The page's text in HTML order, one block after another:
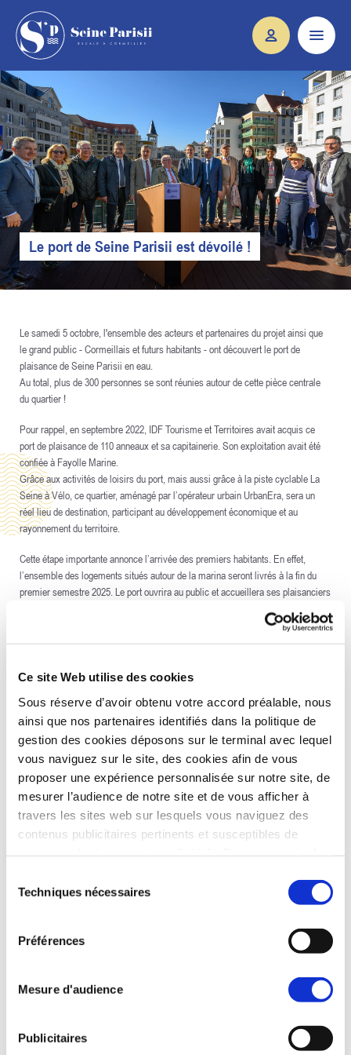
Ce site Web utilise des cookies
Sous réserve d’avoir obtenu votre accord préalable, nous
ainsi que nos partenaires identifiés dans la politique de
gestion des cookies déposons sur le terminal avec lequel
vous naviguez sur le site, des cookies afin de vous
proposer une expérience personnalisée sur notre site, de
mesurer l’audience de notre site et de vous afficher à
travers les sites web sur lesquels vous naviguez des
contenus publicitaires pertinents et susceptibles de
dessous et/ou consulter notre
Politique de gestion des
. Pour accepter ou refuser tous les cookies,
pouvez également paramétrer vos choix finalité par
souhaitez accepter en cliquant sur le bouton ci-dessous,
intitulé Accepter la sélection. Le bouton Afficher les
cookies leurs finalités et le détail de nos partenaires.
Techniques nécessaires
Préférences
Mesure d'audience
Publicitaires
Le port de Seine Parisii est dévoilé !
Le samedi 5 octobre, l'ensemble des acteurs et partenaires du projet ainsi que
le grand public - Cormeillais et futurs habitants - ont découvert le port de
plaisance de Seine Parisii en eau.
Au total, plus de 300 personnes se sont réunies autour de cette pièce centrale
du quartier !
Pour rappel, en septembre 2022, IDF Tourisme et Territoires avait acquis ce
port de plaisance de 110 anneaux et sa capitainerie. Son exploitation avait été
confiée à Fayolle Marine.
Grâce aux activités de loisirs du port, mais aussi grâce à la piste cyclable La
Seine à Vélo, ce quartier, aménagé par l’opérateur urbain UrbanEra, sera un
réel lieu de destination, participant au développement économique et au
rayonnement du territoire.
Cette étape importante annonce l’arrivée des premiers habitants. En effet,
l’ensemble des logements situés autour de la marina seront livrés à la fin du
premier semestre 2025. Le port ouvrira au public et accueillera ses plaisanciers